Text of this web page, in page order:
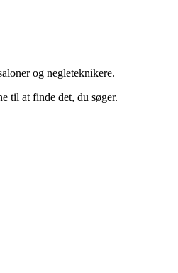
og negleteknikere.
til at finde det, du søger.